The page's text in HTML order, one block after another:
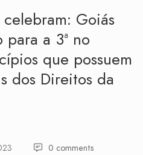
Goiás
para a 3ª no
que possuem
dos Direitos da
0 comments